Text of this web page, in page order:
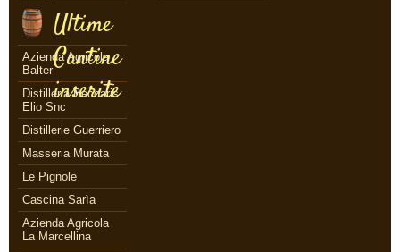
Ultime
Cantine
inserite
Azienda Agricola
Balter
Distilleria Beccaris
Elio Snc
Distillerie Guerriero
Masseria Murata
Le Pignole
Cascina Sarìa
Azienda Agricola
La Marcellina